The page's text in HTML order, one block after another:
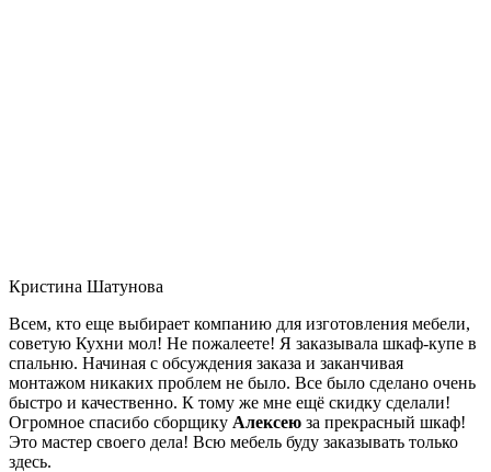
Кристина Шатунова
Всем, кто еще выбирает компанию для изготовления мебели,
советую Кухни мол! Не пожалеете! Я заказывала шкаф-купе в
спальню. Начиная с обсуждения заказа и заканчивая
монтажом никаких проблем не было. Все было сделано очень
быстро и качественно. К тому же мне ещё скидку сделали!
Огромное спасибо сборщику Алексею за прекрасный шкаф!
Это мастер своего дела! Всю мебель буду заказывать только
здесь.